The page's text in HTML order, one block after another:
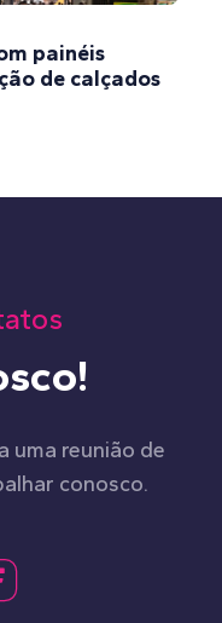
painéis
de calçados
uma reunião de
conosco.